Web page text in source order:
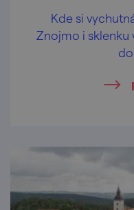
Kde si
Znojmo i sklenku